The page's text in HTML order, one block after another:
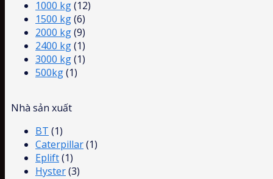
1000 kg(12)
1500 kg(6)
2000 kg(9)
2400 kg(1)
3000 kg(1)
500kg(1)
Nhà sản xuất
BT (1)
Caterpillar(1)
Eplift(1)
Hyster(3)